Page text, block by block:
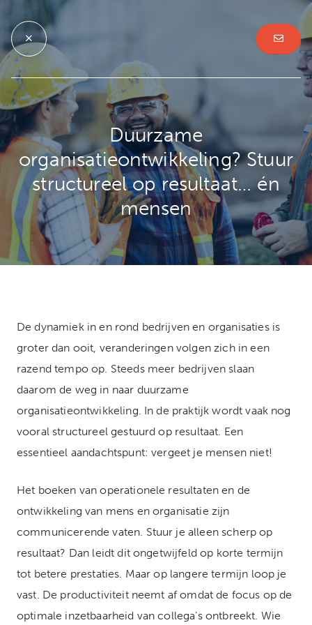
Duurzame
organisatieontwikkeling? Stuur
structureel op resultaat… én
mensen
De dynamiek in en rond bedrijven en organisaties is
groter dan ooit, veranderingen volgen zich in een
razend tempo op. Steeds meer bedrijven slaan
daarom de weg in naar duurzame
organisatieontwikkeling. In de praktijk wordt vaak nog
vooral structureel gestuurd op resultaat. Een
essentieel aandachtspunt: vergeet je mensen niet!
Het boeken van operationele resultaten en de
ontwikkeling van mens en organisatie zijn
communicerende vaten. Stuur je alleen scherp op
resultaat? Dan leidt dit ongetwijfeld op korte termijn
tot betere prestaties. Maar op langere termijn loop je
vast. De productiviteit neemt af omdat de focus op de
optimale inzetbaarheid van collega’s ontbreekt. Wie